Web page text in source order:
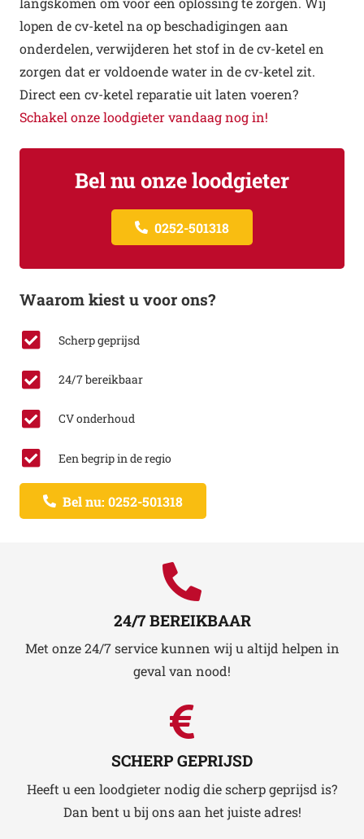
lopen de cv-ketel na op beschadigingen aan
onderdelen, verwijderen het stof in de cv-ketel en
zorgen dat er voldoende water in de cv-ketel zit.
Direct een cv-ketel reparatie uit laten voeren?
Schakel onze loodgieter vandaag nog in!
Bel nu onze loodgieter
0252-501318
Waarom kiest u voor ons?
Scherp geprijsd
24/7 bereikbaar
CV onderhoud
Een begrip in de regio
Bel nu: 0252-501318
24/7 BEREIKBAAR
Met onze 24/7 service kunnen wij u altijd helpen in
geval van nood!
SCHERP GEPRIJSD
Heeft u een loodgieter nodig die scherp geprijsd is?
Dan bent u bij ons aan het juiste adres!